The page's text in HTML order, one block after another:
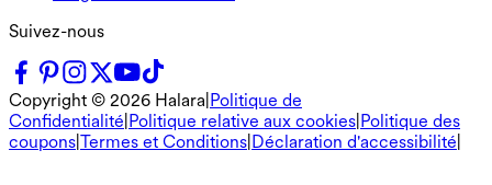
Suivez-nous
Copyright © 2026 Halara Politique de
Confidentialité Politique relative aux cookies Politique des
coupons Termes et Conditions Déclaration d'accessibilité